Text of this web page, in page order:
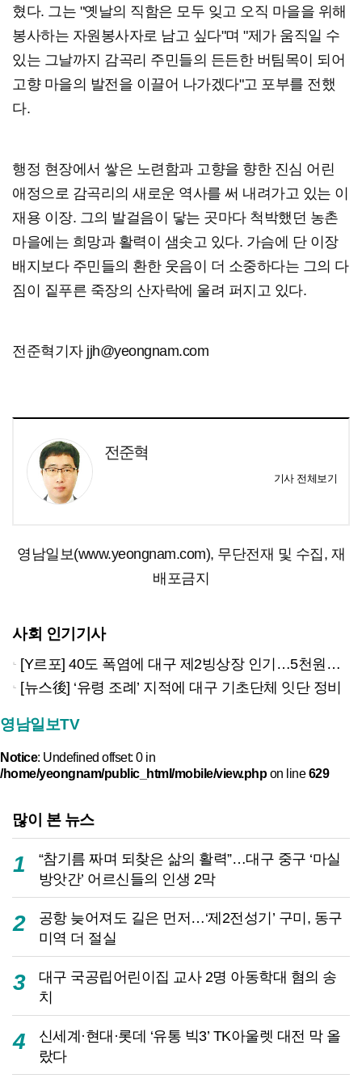
혔다. 그는 "옛날의 직함은 모두 잊고 오직 마을을 위해
봉사하는 자원봉사자로 남고 싶다"며 "제가 움직일 수
있는 그날까지 감곡리 주민들의 든든한 버팀목이 되어
고향 마을의 발전을 이끌어 나가겠다"고 포부를 전했
다.
행정 현장에서 쌓은 노련함과 고향을 향한 진심 어린
애정으로 감곡리의 새로운 역사를 써 내려가고 있는 이
재용 이장. 그의 발걸음이 닿는 곳마다 척박했던 농촌
마을에는 희망과 활력이 샘솟고 있다. 가슴에 단 이장
배지보다 주민들의 환한 웃음이 더 소중하다는 그의 다
짐이 짙푸른 죽장의 산자락에 울려 퍼지고 있다.
전준혁기자 jjh@yeongnam.com
전준혁
기사 전체보기
영남일보(www.yeongnam.com), 무단전재 및 수집, 재
배포금지
사회 인기기사
[Y르포] 40도 폭염에 대구 제2빙상장 인기…5천원으로 즐기는 ‘피서’
[뉴스後] ‘유령 조례’ 지적에 대구 기초단체 잇단 정비
영남일보TV
Notice: Undefined offset: 0 in
/home/yeongnam/public_html/mobile/view.phpon line629
많이 본 뉴스
1
“참기름 짜며 되찾은 삶의 활력”…대구 중구 ‘마실
방앗간’ 어르신들의 인생 2막
2
공항 늦어져도 길은 먼저…‘제2전성기’ 구미, 동구
미역 더 절실
3
대구 국공립어린이집 교사 2명 아동학대 혐의 송
치
4
신세계·현대·롯데 ‘유통 빅3’ TK아울렛 대전 막 올
랐다